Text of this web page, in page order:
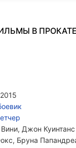
В ПРОКАТЕ
Джон Куинтанс
Бруна